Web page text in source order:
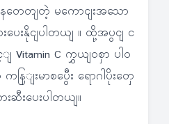
တေတျတဲ့ မကောငျးအသော
ေးနိုငျပါတယျ ။ ထို့အပွငျ င
Vitamin C ကွှယျဝစှာ ပါဝ
ျးမာစပွေီး ရောဂါပိုးတှေ
းဆီးပေးပါတယျ။